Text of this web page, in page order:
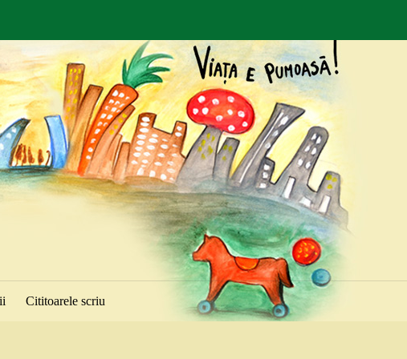
Cititoarele scriu